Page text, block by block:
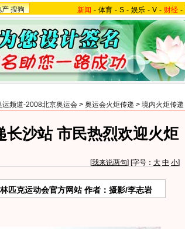
产 搜狗 新闻 - 体育 - S - 娱乐 - V - 财经 -
运频道-2008北京奥运会 > 奥运会火炬传递 > 境内火炬传递
长沙站 市民热烈欢迎火炬
[我来说两句] [字号： 大 中 小]
匹克运动会官方网站 作者：摄影/李志岩